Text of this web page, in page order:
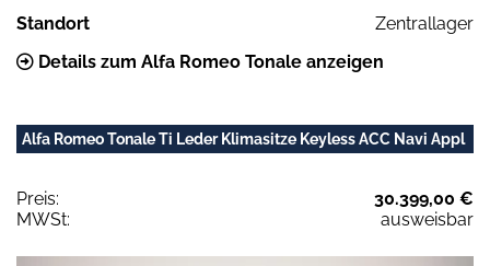
Standort
Zentrallager
Details zum Alfa Romeo Tonale anzeigen
Alfa Romeo Tonale Ti Leder Klimasitze Keyless ACC Navi Appl
Preis:
30.399,00 €
MWSt:
ausweisbar